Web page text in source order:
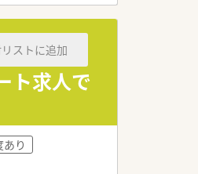
ト求人で
ストに追加
り